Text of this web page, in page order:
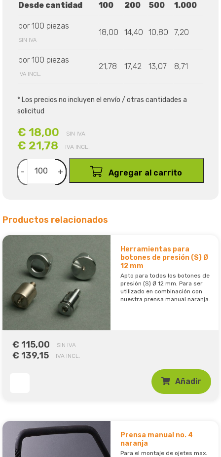
Desde cantidad 100 200 500 1.000
por 100 piezas
SIN IVA
18,00 14,40 10,80 7,20
por 100 piezas
IVA INCL.
21,78 17,42 13,07 8,71
* Los precios no incluyen el envío / otras cantidades a
solicitud
€ 18,00 SIN IVA
€ 21,78 IVA INCL.
- + Agregar al carrito
Productos relacionados
Herramientas para
botones de presión (S) Ø
12 mm
Apto para todos los botones de
presión (S) Ø 12 mm. Para ser
utilizado en combinación con
nuestra prensa manual naranja.
€ 115,00 SIN IVA
€ 139,15 IVA INCL.
Añadir
Prensa manual no. 4
naranja
Para el montaje de ojetes max.